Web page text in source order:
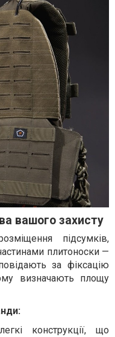
вашого захисту
підсумків,
плитоноски —
за фіксацію
визначають площу
конструкції, що